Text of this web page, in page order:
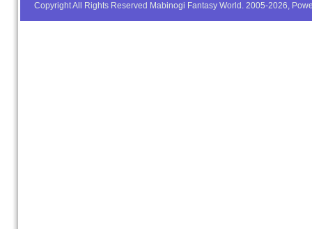
Copyright All Rights Reserved Mabinogi Fantasy World. 2005-2026,